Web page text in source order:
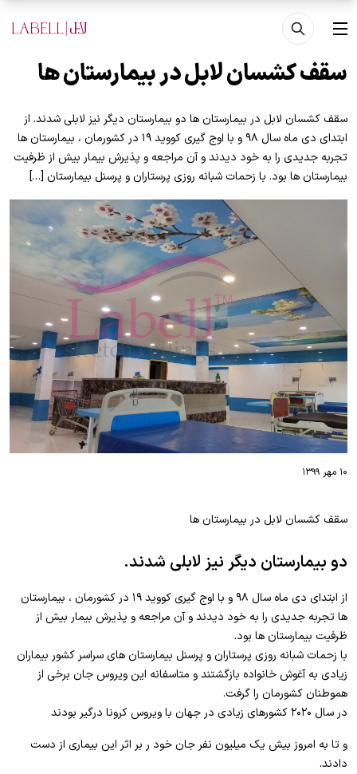
رفتن به محتوای اصلی
منو
سقف کشسان لابل در بیمارستان ها
سقف کشسان لابل در بیمارستان ها دو بیمارستان دیگر نیز لابلی شدند. از
ابتدای دی ماه سال ۹۸ و با اوج گیری کووید ۱۹ در کشورمان ، بیمارستان ها
تجربه جدیدی را به خود دیدند و آن مراجعه و پذیرش بیمار بیش از ظرفیت
بیمارستان ها بود. با زحمات شبانه روزی پرستاران و پرسنل بیمارستان […]
۱۰ مهر ۱۳۹۹
سقف کشسان لابل در بیمارستان ها
دو بیمارستان دیگر نیز لابلی شدند.
از ابتدای دی ماه سال ۹۸ و با اوج گیری کووید ۱۹ در کشورمان ، بیمارستان
ها تجربه جدیدی را به خود دیدند و آن مراجعه و پذیرش بیمار بیش از
ظرفیت بیمارستان ها بود.
با زحمات شبانه روزی پرستاران و پرسنل بیمارستان های سراسر کشور بیماران
زیادی به آغوش خانواده بازگشتند و متاسفانه این ویروس جان برخی از
هموطنان کشورمان را گرفت.
در سال ۲۰۲۰ کشورهای زیادی در جهان با ویروس کرونا درگیر بودند
و تا به امروز بیش یک میلیون نفر جان خود ر بر اثر این بیماری از دست
دادند.